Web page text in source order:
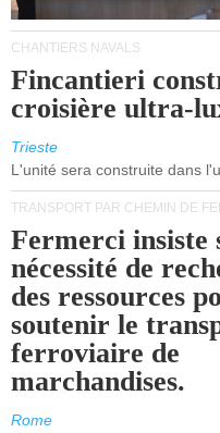
CHANTIERS NAVALS
Fincantieri
croisière ultra-
Trieste
L'unité sera construite dans
TRANSPORT PAR CHEMIN DE
Fermerci insiste
nécessité de
des ressources
soutenir le
ferroviaire de
marchandises.
Rome